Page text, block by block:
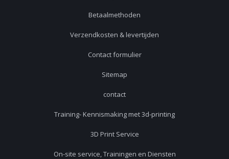
Betaalmethoden
Verzendkosten & levertijden
Contact formulier
Sitemap
contact
Training- Kennismaking met 3d-printing
3D Print Service
On-site service, Trainingen en Diensten